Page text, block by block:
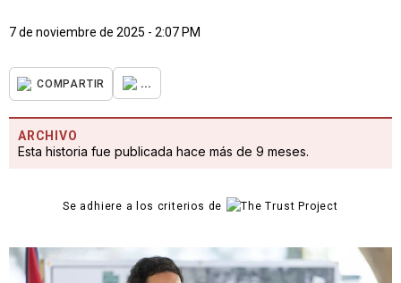
7 de noviembre de 2025 - 2:07 PM
COMPARTIR ...
ARCHIVO
Esta historia fue publicada hace más de 9 meses.
Se adhiere a los criterios de